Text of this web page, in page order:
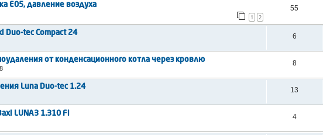
Е05, давление воздуха
1 2
55
Duo-tec Compact 24 6
от конденсационного котла через кровлю 8
Luna Duo-tec 1.24 13
LUNA3 1.310 Fi 4